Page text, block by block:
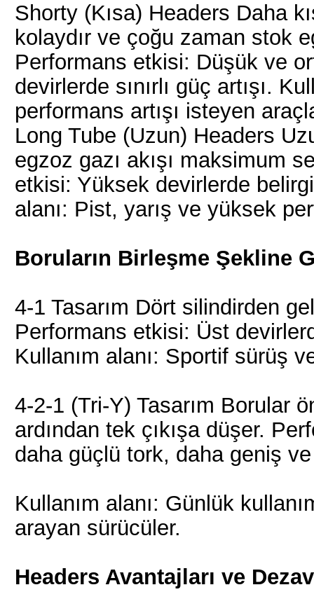
Shorty (Kısa) Headers Daha
kolaydır ve çoğu zaman stok
Performans etkisi: Düşük ve
devirlerde sınırlı güç artışı.
performans artışı isteyen
Long Tube (Uzun) Headers
egzoz gazı akışı maksimum
etkisi: Yüksek devirlerde
alanı: Pist, yarış ve yüksek
Boruların Birleşme Şekline
4-1 Tasarım Dört silindirden
Performans etkisi: Üst
Kullanım alanı: Sportif sürüş
4-2-1 (Tri-Y) Tasarım Borular
ardından tek çıkışa düşer.
daha güçlü tork, daha geniş
Kullanım alanı: Günlük
arayan sürücüler.
Headers Avantajları ve